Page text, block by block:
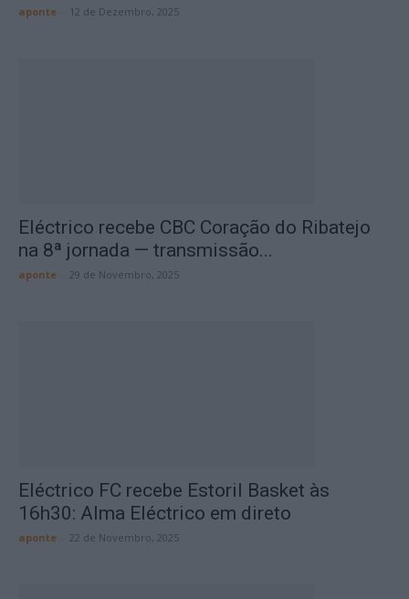
aponte 12 de Dezembro, 2025
Eléctrico recebe CBC Coração do Ribatejo
na 8ª jornada — transmissão...
aponte 29 de Novembro, 2025
Eléctrico FC recebe Estoril Basket às
16h30: Alma Eléctrico em direto
aponte 22 de Novembro, 2025